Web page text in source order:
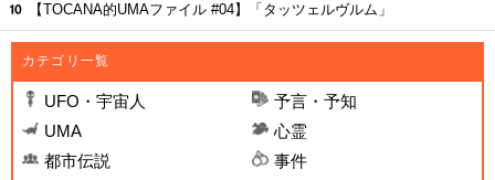
【TOCANA的UMAファイル #04】「タッツェルヴルム」
カテゴリ一覧
UFO・宇宙人
予言・予知
UMA
心霊
都市伝説
事件